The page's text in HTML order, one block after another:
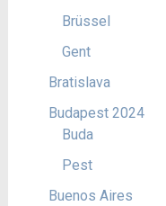
Brüssel
Gent
Bratislava
Budapest 2024
Buda
Pest
Buenos Aires